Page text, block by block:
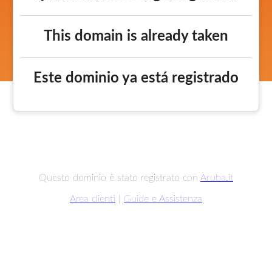
This domain is already taken
Este dominio ya está registrado
Questo dominio è stato registrato con Aruba.it
Area clienti Guide e Assistenza